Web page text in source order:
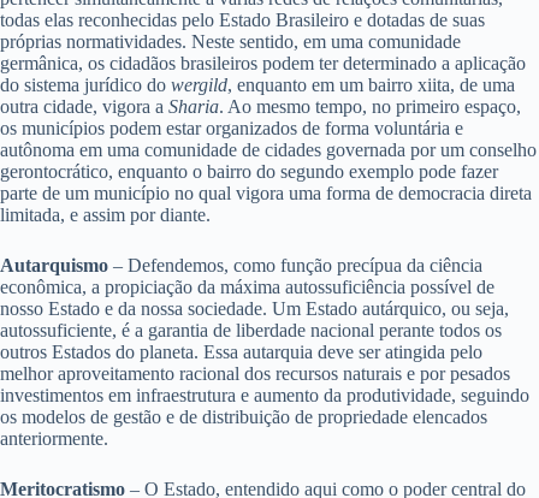
todas elas reconhecidas pelo Estado Brasileiro e dotadas de suas
próprias normatividades. Neste sentido, em uma comunidade
germânica, os cidadãos brasileiros podem ter determinado a aplicação
do sistema jurídico do wergild, enquanto em um bairro xiita, de uma
outra cidade, vigora a Sharia. Ao mesmo tempo, no primeiro espaço,
os municípios podem estar organizados de forma voluntária e
autônoma em uma comunidade de cidades governada por um conselho
gerontocrático, enquanto o bairro do segundo exemplo pode fazer
parte de um município no qual vigora uma forma de democracia direta
limitada, e assim por diante.
Autarquismo – Defendemos, como função precípua da ciência
econômica, a propiciação da máxima autossuficiência possível de
nosso Estado e da nossa sociedade. Um Estado autárquico, ou seja,
autossuficiente, é a garantia de liberdade nacional perante todos os
outros Estados do planeta. Essa autarquia deve ser atingida pelo
melhor aproveitamento racional dos recursos naturais e por pesados
investimentos em infraestrutura e aumento da produtividade, seguindo
os modelos de gestão e de distribuição de propriedade elencados
anteriormente.
Meritocratismo – O Estado, entendido aqui como o poder central do